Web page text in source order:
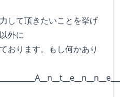
して頂きたいことを挙げ
外に
おります。もし何かあり